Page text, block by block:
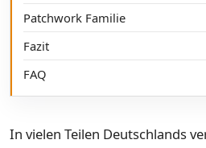
Patchwork Familie
Fazit
FAQ
In vielen Teilen Deutschlands